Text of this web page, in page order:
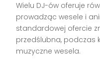
Wielu DJ-ów oferuje
prowadząc wesele i
standardowej ofercie
przedślubna, podczas
muzyczne wesela.